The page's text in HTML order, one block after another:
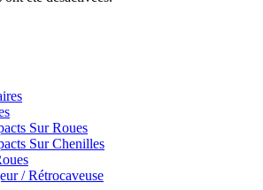
Sur Roues
Sur Chenilles
/ Rétrocaveuse